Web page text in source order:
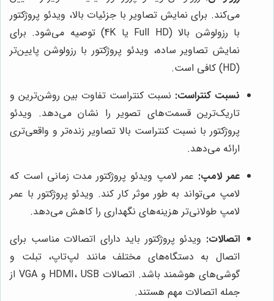
می‌کند. برای نمایش تصاویر با جزئیات بالا، ویدئو پروژکتور
با رزولوشن بالا (Full HD یا 4K) توصیه می‌شود. برای
نمایش تصاویر ساده، ویدئو پروژکتور با رزولوشن پایین‌تر
(HD) کافی است.
نسبت کنتراست: نسبت کنتراست تفاوت بین روشن‌ترین و
تاریک‌ترین قسمت‌های تصویر را نشان می‌دهد. ویدئو
پروژکتور با نسبت کنتراست بالا تصاویر زنده‌تر و واقعی‌تری
ارائه می‌دهد.
عمر لامپ: عمر لامپ ویدئو پروژکتور مدت زمانی است که
لامپ می‌تواند به طور موثر کار کند. ویدئو پروژکتور با عمر
لامپ طولانی‌تر هزینه‌های نگهداری را کاهش می‌دهد.
اتصالات: ویدئو پروژکتور باید دارای اتصالات مناسب برای
اتصال به دستگاه‌های مختلف مانند لپ‌تاپ، تبلت و
گوشی‌های هوشمند باشد. اتصالات HDMI، USB و VGA از
جمله اتصالات مهم هستند.